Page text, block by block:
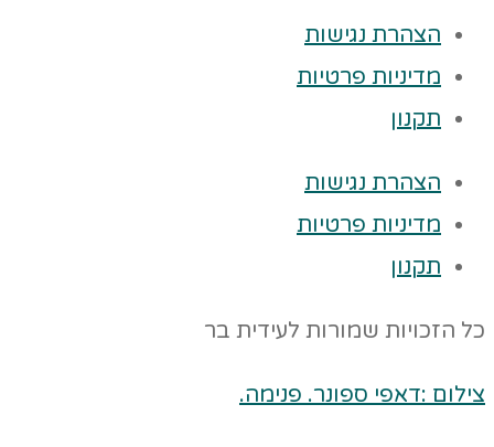
הצהרת נגישות
מדיניות פרטיות
תקנון
הצהרת נגישות
מדיניות פרטיות
תקנון
כל הזכויות שמורות לעידית בר
צילום :דאפי ספונר. פנימה.